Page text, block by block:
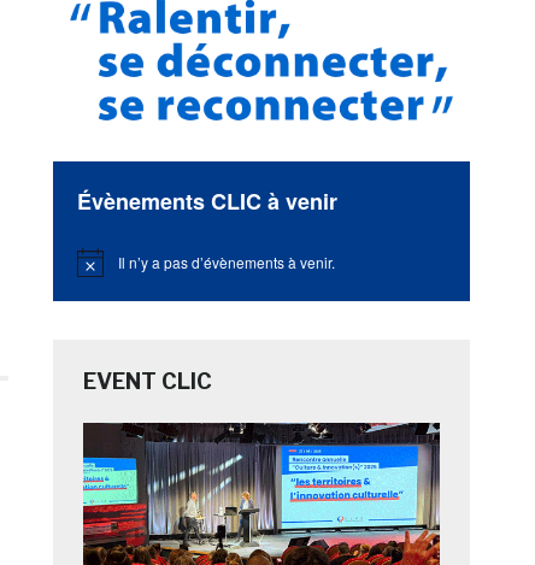
Évènements CLIC à venir
Notice Il n’y a pas d’évènements à venir.
EVENT CLIC